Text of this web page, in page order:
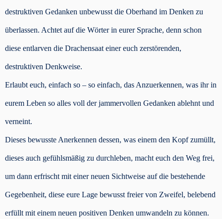
destruktiven Gedanken unbewusst die Oberhand im Denken zu
überlassen. Achtet auf die Wörter in eurer Sprache, denn schon
diese entlarven die Drachensaat einer euch zerstörenden,
destruktiven Denkweise.
Erlaubt euch, einfach so – so einfach, das Anzuerkennen, was ihr in
eurem Leben so alles voll der jammervollen Gedanken ablehnt und
verneint.
Dieses bewusste Anerkennen dessen, was einem den Kopf zumüllt,
dieses auch gefühlsmäßig zu durchleben, macht euch den Weg frei,
um dann erfrischt mit einer neuen Sichtweise auf die bestehende
Gegebenheit, diese eure Lage bewusst freier von Zweifel, belebend
erfüllt mit einem neuen positiven Denken umwandeln zu können.